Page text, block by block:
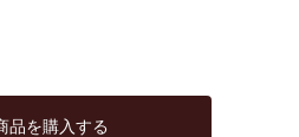
品を購入する